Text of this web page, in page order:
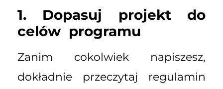
1. Dopasuj projekt do
celów programu
Zanim cokolwiek napiszesz,
dokładnie przeczytaj regulamin